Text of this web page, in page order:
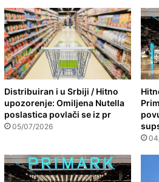
Distribuiran i u Srbiji / Hitno
upozorenje: Omiljena Nutella
poslastica povlači se iz pr
05/07/2026